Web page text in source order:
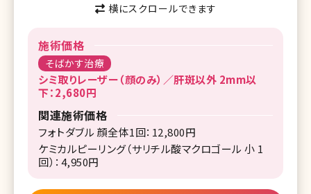
横にスクロールできます
施術価格
そばかす治療
シミ取りレーザー（顔のみ）／肝斑以外 2mm以
下：2,680円
関連施術価格
フォトダブル 顔全体1回：12,800円
ケミカルピーリング（サリチル酸マクロゴール 小 1
回）：4,950円